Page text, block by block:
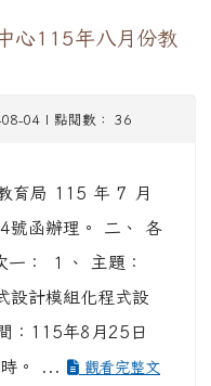
心115年八月份教
04 | 點閱數： 36
育局 115 年 7 月
號函辦理。 二、 各
： １、 主題：
設計模組化程式設
：115年8月25日
。 ...
觀看完整文